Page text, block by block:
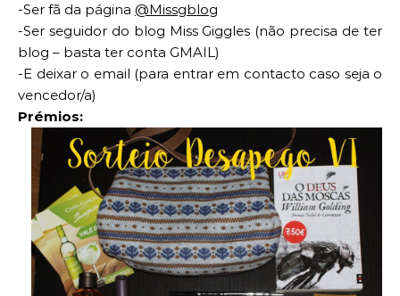
-Ser fã da página @Missgblog
-Ser seguidor do blog Miss Giggles (não precisa de ter
blog – basta ter conta GMAIL)
-E deixar o email (para entrar em contacto caso seja o
vencedor/a)
Prémios: